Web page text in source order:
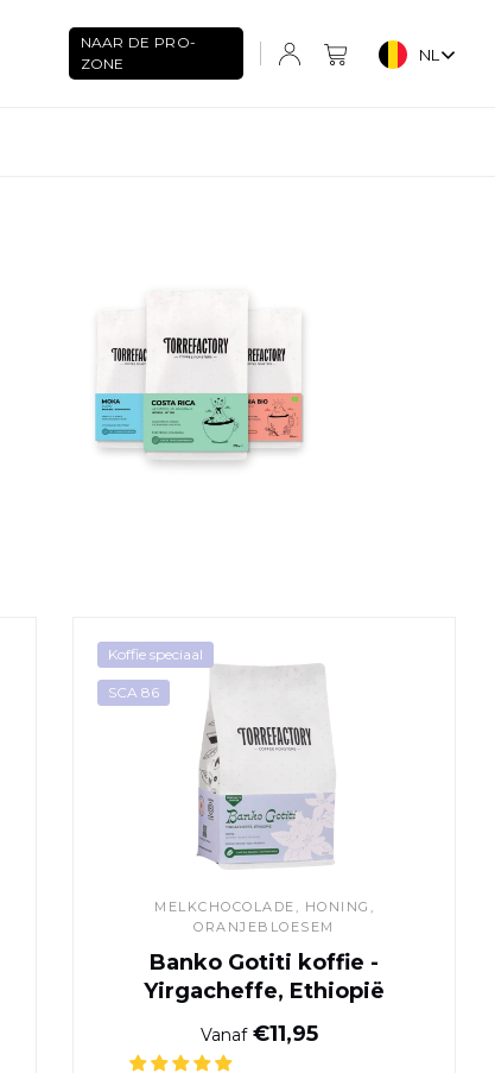
NAAR DE PRO-
ZONE
NL
MELKCHOCOLADE, HONING,
ORANJEBLOESEM
Banko Gotiti koffie -
Yirgacheffe, Ethiopië
Normale prijs
Vanaf€11,95
Koffie speciaal
SCA 86